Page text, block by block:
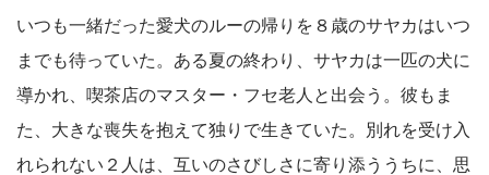
いつも一緒だった愛犬のルーの帰りを８歳のサヤカはいつ
までも待っていた。ある夏の終わり、サヤカは一匹の犬に
導かれ、喫茶店のマスター・フセ老人と出会う。彼もま
た、大きな喪失を抱えて独りで生きていた。別れを受け入
れられない２人は、互いのさびしさに寄り添ううちに、思